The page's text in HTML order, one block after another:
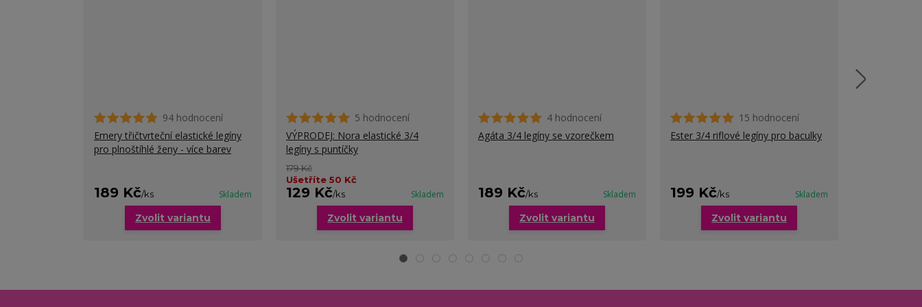
94 hodnocení
Emery třičtvrteční elastické legíny
pro plnoštíhlé ženy - více barev
189 Kč/ks Skladem
Zvolit variantu
5 hodnocení
VÝPRODEJ: Nora elastické 3/4
legíny s puntíčky
179 Kč
Ušetříte 50 Kč
129 Kč/ks Skladem
Zvolit variantu
4 hodnocení
Agáta 3/4 legíny se vzorečkem
189 Kč/ks Skladem
Zvolit variantu
15 hodnocení
Ester 3/4 riflové legíny pro baculky
199 Kč/ks Skladem
Zvolit variantu